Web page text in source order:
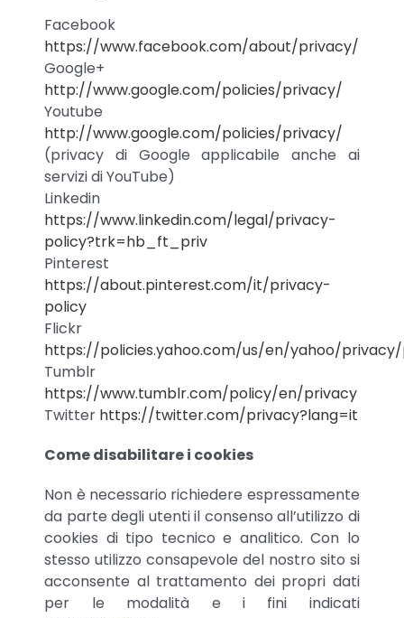
Facebook
https://www.facebook.com/about/privacy/
Google+
http://www.google.com/policies/privacy/
Youtube
http://www.google.com/policies/privacy/
(privacy di Google applicabile anche ai
servizi di YouTube)
Linkedin
https://www.linkedin.com/legal/privacy-
policy?trk=hb_ft_priv
Pinterest
https://about.pinterest.com/it/privacy-
policy
Flickr
https://policies.yahoo.com/us/en/yahoo/
Tumblr
https://www.tumblr.com/policy/en/privacy
Twitter https://twitter.com/privacy?lang=it
Come disabilitare i cookies
Non è necessario richiedere espressamente
da parte degli utenti il consenso all’utilizzo di
cookies di tipo tecnico e analitico. Con lo
stesso utilizzo consapevole del nostro sito si
acconsente al trattamento dei propri dati
per le modalità e i fini indicati